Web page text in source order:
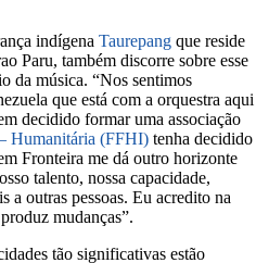
indígena Taurepang que reside
Paru, também discorre sobre esse
da música. “Nos sentimos
que está com a orquestra aqui
decidido formar uma associação
Humanitária (FFHI) tenha decidido
Fronteira me dá outro horizonte
talento, nossa capacidade,
a outras pessoas. Eu acredito na
mudanças”.
tão significativas estão